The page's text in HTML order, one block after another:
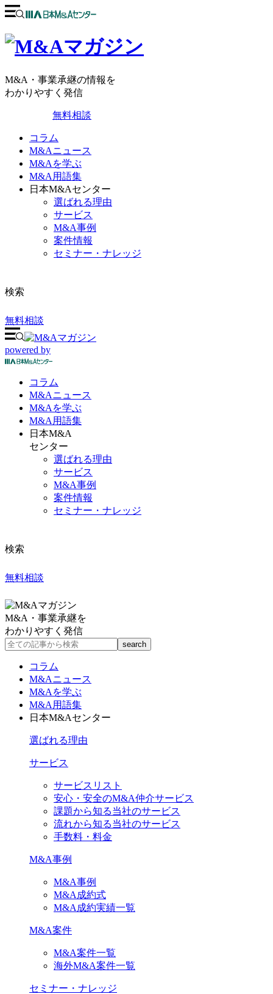
M&A・事業承継の情報を
わかりやすく発信
無料相談
コラム
M&Aニュース
M&Aを学ぶ
M&A用語集
日本M&Aセンター
選ばれる理由
サービス
M&A事例
案件情報
セミナー・ナレッジ
検索
無料相談
powered by
コラム
M&Aニュース
M&Aを学ぶ
M&A 用語集
日本M&A
センター
選ばれる理由
サービス
M&A事例
案件情報
セミナー・ナレッジ
検索
無料相談
M&A・事業承継を
わかりやすく発信
コラム
M&Aニュース
M&Aを学ぶ
M&A用語集
日本M&Aセンター
選ばれる理由
サービス
サービスリスト
安心・安全のM&A仲介サービス
課題から知る当社のサービス
流れから知る当社のサービス
手数料・料金
M&A事例
M&A事例
M&A成約式
M&A成約実績一覧
M&A案件
M&A案件一覧
海外M&A案件一覧
セミナー・ナレッジ